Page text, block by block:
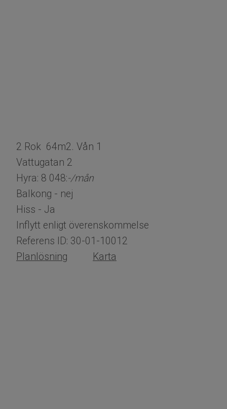
2 Rok 64m2. Vån 1
Vattugatan 2
Hyra: 8 048:-/mån
Balkong - nej
Hiss - Ja
Inflytt enligt överenskommelse
Referens ID: 30-01-10012
​​​​​Planlösning
Karta